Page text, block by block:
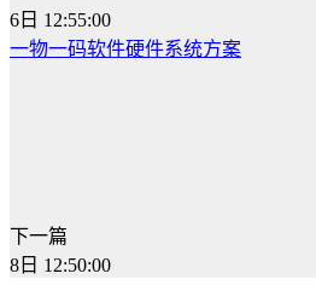
6日 12:55:00
一物一码软件硬件系统方案
下一篇
8日 12:50:00